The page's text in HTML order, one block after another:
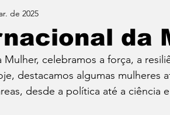
Nas linhas do Tempo (Blog -
da
de 2025
celebramos a força, a
destacamos algumas mulheres
desde a política até a ciência